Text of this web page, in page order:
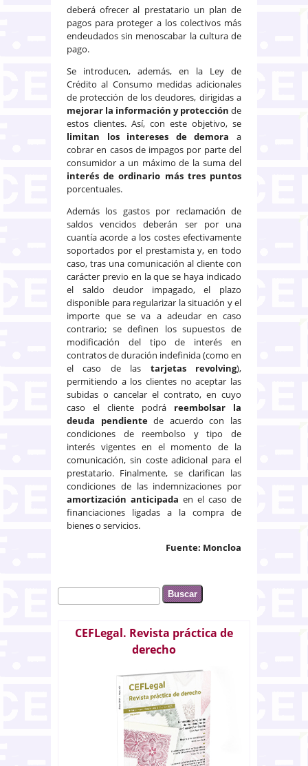
deberá ofrecer al prestatario un plan de
pagos para proteger a los colectivos más
endeudados sin menoscabar la cultura de
pago.
Se introducen, además, en la Ley de
Crédito al Consumo medidas adicionales
de protección de los deudores, dirigidas a
mejorar la información y protección de
estos clientes. Así, con este objetivo, se
limitan los intereses de demora a
cobrar en casos de impagos por parte del
consumidor a un máximo de la suma del
interés de ordinario más tres puntos
porcentuales.
Además los gastos por reclamación de
saldos vencidos deberán ser por una
cuantía acorde a los costes efectivamente
soportados por el prestamista y, en todo
caso, tras una comunicación al cliente con
carácter previo en la que se haya indicado
el saldo deudor impagado, el plazo
disponible para regularizar la situación y el
importe que se va a adeudar en caso
contrario; se definen los supuestos de
modificación del tipo de interés en
contratos de duración indefinida (como en
el caso de las tarjetas revolving),
permitiendo a los clientes no aceptar las
subidas o cancelar el contrato, en cuyo
caso el cliente podrá reembolsar la
deuda pendientede acuerdo con las
condiciones de reembolso y tipo de
interés vigentes en el momento de la
comunicación, sin coste adicional para el
prestatario. Finalmente, se clarifican las
condiciones de las indemnizaciones por
amortización anticipada en el caso de
financiaciones ligadas a la compra de
bienes o servicios.
Fuente: Moncloa
Formulario de búsqueda
Buscar
CEFLegal. Revista práctica de
derecho